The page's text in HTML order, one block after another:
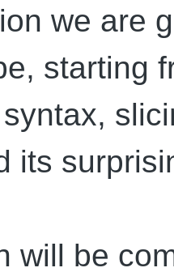
we are
starting
its
will be